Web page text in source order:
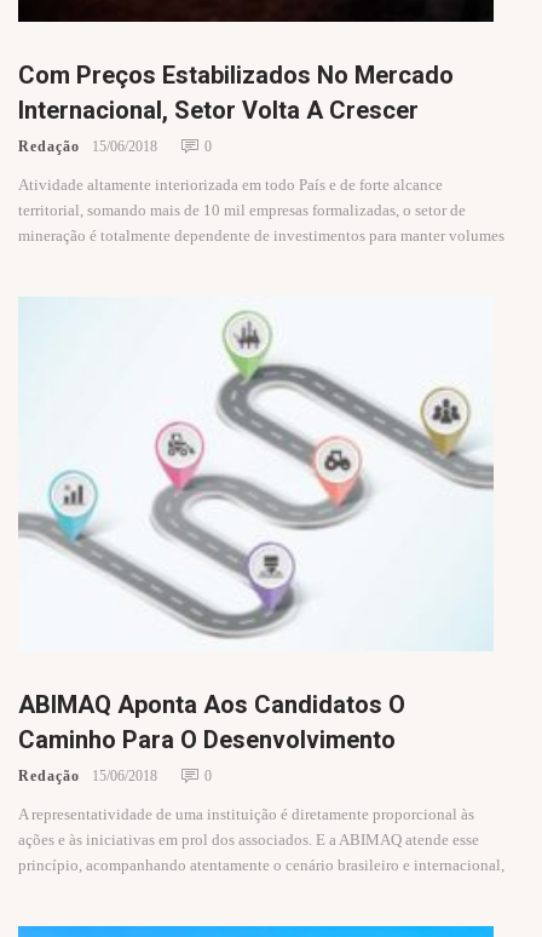
Com Preços Estabilizados No Mercado
Internacional, Setor Volta A Crescer
Redação 15/06/2018 0
Atividade altamente interiorizada em todo País e de forte alcance
territorial, somando mais de 10 mil empresas formalizadas, o setor de
mineração é totalmente dependente de investimentos para manter volumes
ABIMAQ Aponta Aos Candidatos O
Caminho Para O Desenvolvimento
Redação 15/06/2018 0
A representatividade de uma instituição é diretamente proporcional às
ações e às iniciativas em prol dos associados. E a ABIMAQ atende esse
princípio, acompanhando atentamente o cenário brasileiro e internacional,